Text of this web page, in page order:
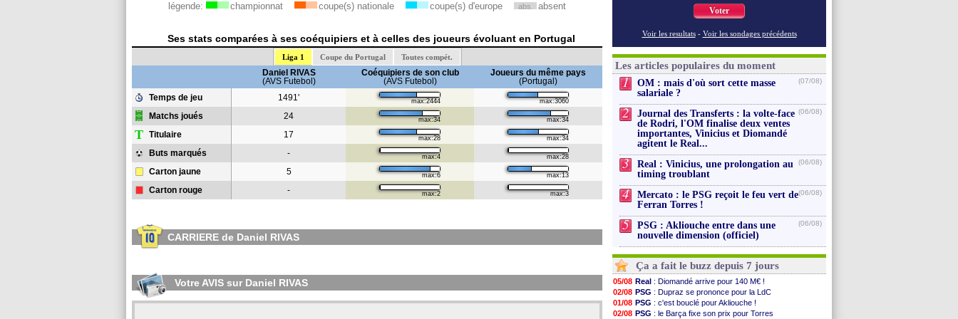
légende: championnat coupe(s) nationale coupe(s) d'europe abs. absent
Ses stats comparées à ses coéquipiers et à celles des joueurs évoluant en Portugal
Liga 1 Coupe du Portugal Toutes compét.
Daniel RIVAS
(AVS Futebol)
Coéquipiers de son club
(AVS Futebol)
Joueurs du même pays
(Portugal)
Temps de jeu
1491' max:2444 max:3060
Matchs joués 24 max:34 max:34
T Titulaire 17 max:28 max:34
Buts marqués - max:4 max:28
Carton jaune 5 max:6 max:13
Carton rouge - max:2 max:3
CARRIERE de Daniel RIVAS
Votre AVIS sur Daniel RIVAS
Voter
Voir les resultats - Voir les sondages précédents
Les articles populaires du moment
1
OM : mais d'où sort cette masse
salariale ?
(07/08)
2
Journal des Transferts : la volte-face
de Rodri, l'OM finalise deux ventes
importantes, Vinicius et Diomandé
agitent le Real...
(06/08)
3
Real : Vinicius, une prolongation au
timing troublant
(06/08)
4
Mercato : le PSG reçoit le feu vert de
Ferran Torres !
(06/08)
5
PSG : Akliouche entre dans une
nouvelle dimension (officiel)
(06/08)
Ça a fait le buzz depuis 7 jours
05/08 Real : Diomandé arrive pour 140 M€ !
02/08 PSG : Dupraz se prononce pour la LdC
01/08 PSG : c'est bouclé pour Akliouche !
02/08 PSG : le Barça fixe son prix pour Torres